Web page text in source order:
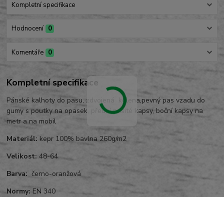
Kompletní specifikace
Hodnocení 0
Komentáře 0
Kompletní specifikace
Pánské kalhoty do pasu, zdvojená kolena,pevný pas vzadu do
gumy s poutky na opasek, přední našité kapsy, boční kapsy na
metr a na mobil
Materiál: kepr 100% bavlna 260g/m2
Velikost: 48-64
Barva: černo-oranžová
Normy: EN 340